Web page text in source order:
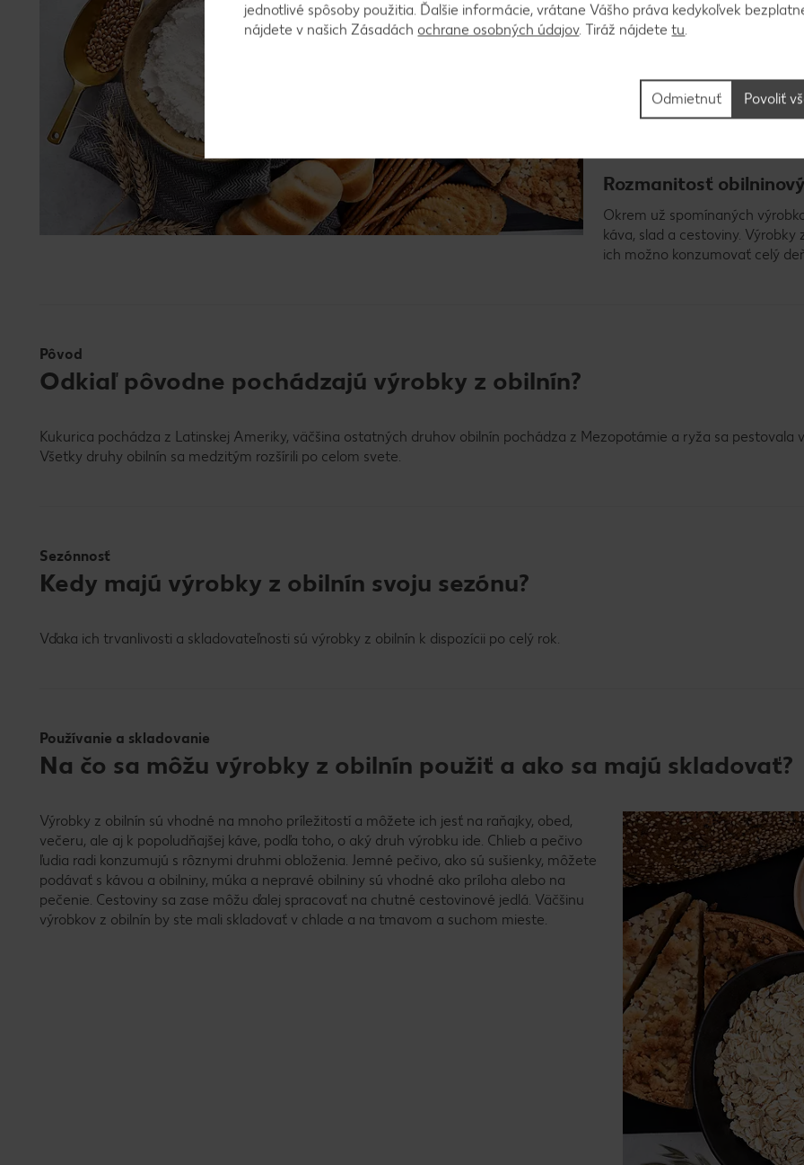
Čo patrí k pečivu?
K pečivu zvyčajne patrí
alkohol, sem patria napríklad
pečivo a výrobky z lístkového
ako florentínky, oblátky, slané
Rozmanitosť
Okrem už spomínaných
káva, slad a cestoviny.
ich možno konzumovať celý
Pôvod
Odkiaľ pôvodne pochádzajú výrobky z obilnín?
Kukurica pochádza z Latinskej Ameriky, väčšina ostatných druhov obilnín pochádza z Mezopotámie a ryža sa pestovala
Všetky druhy obilnín sa medzitým rozšírili po celom svete.
Sezónnosť
Kedy majú výrobky z obilnín svoju sezónu?
Vďaka ich trvanlivosti a skladovateľnosti sú výrobky z obilnín k dispozícii po celý rok.
Používanie a skladovanie
Na čo sa môžu výrobky z obilnín použiť a ako sa majú skladovať?
Výrobky z obilnín sú vhodné na mnoho príležitostí a môžete ich jesť na raňajky, obed,
večeru, ale aj k popoludňajšej káve, podľa toho, o aký druh výrobku ide. Chlieb a pečivo
ľudia radi konzumujú s rôznymi druhmi obloženia. Jemné pečivo, ako sú sušienky, môžete
podávať s kávou a obilniny, múka a nepravé obilniny sú vhodné ako príloha alebo na
pečenie. Cestoviny sa zase môžu ďalej spracovať na chutné cestovinové jedlá. Väčšinu
výrobkov z obilnín by ste mali skladovať v chlade a na tmavom a suchom mieste.
jednotlivé spôsoby použitia. Ďalšie informácie, vrátane Vášho práva kedykoľvek
nájdete v našich Zásadách ochrane osobných údajov. Tiráž nájdetetu.
Odmietnuť Povoliť